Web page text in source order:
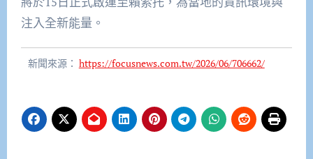
注入全新能量。
新聞來源： https://focusnews.com.tw/2026/06/706662/